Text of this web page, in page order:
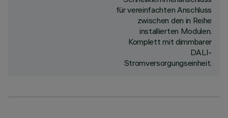
für vereinfachten Anschluss
zwischen den in Reihe
installierten Modulen.
Komplett mit dimmbarer
DALI-
Stromversorgungseinheit.